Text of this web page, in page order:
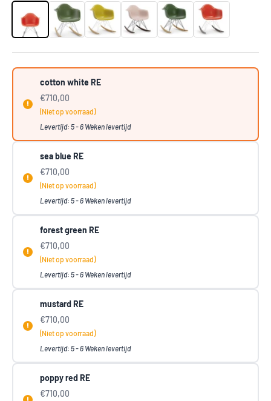
cotton white RE
€710,00
(Niet op voorraad)
Levertijd: 5 - 6 Weken levertijd
sea blue RE
€710,00
(Niet op voorraad)
Levertijd: 5 - 6 Weken levertijd
forest green RE
€710,00
(Niet op voorraad)
Levertijd: 5 - 6 Weken levertijd
mustard RE
€710,00
(Niet op voorraad)
Levertijd: 5 - 6 Weken levertijd
poppy red RE
€710,00